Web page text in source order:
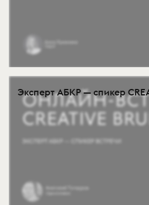
Эксперт АБКР — спикер